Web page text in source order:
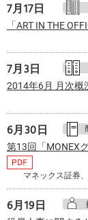
7月17日
「ART IN THE
7月3日
2014年6月 月次概
6月30日
第13回「MONEX
マネックス証券
6月19日